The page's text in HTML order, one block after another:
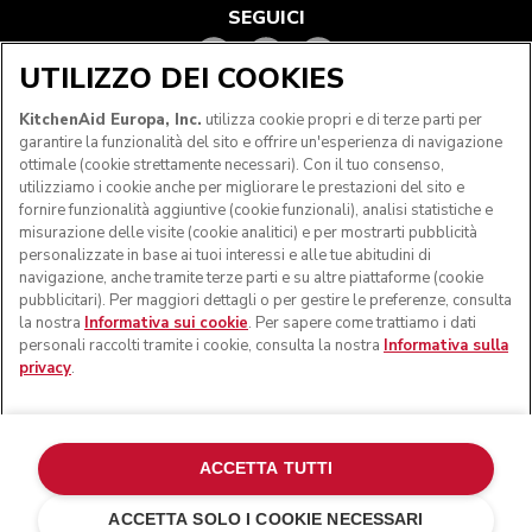
SEGUICI
© KitchenAid 2026 - Tutti i diritti riservati. KitchenAid e il
design della planetaria sono marchi commerciali negli Stati
Uniti e altrove.
UTILIZZO DEI COOKIES
KitchenAid Europa, Inc. utilizza cookie propri e di terze parti per
garantire la funzionalità del sito e offrire un'esperienza di navigazione
ottimale (cookie strettamente necessari). Con il tuo consenso,
utilizziamo i cookie anche per migliorare le prestazioni del sito e
fornire funzionalità aggiuntive (cookie funzionali), analisi statistiche e
misurazione delle visite (cookie analitici) e per mostrarti pubblicità
personalizzate in base ai tuoi interessi e alle tue abitudini di
navigazione, anche tramite terze parti e su altre piattaforme (cookie
pubblicitari). Per maggiori dettagli o per gestire le preferenze, consulta
la nostra Informativa sui cookie. Per sapere come trattiamo i dati
personali raccolti tramite i cookie, consulta la nostra Informativa sulla
privacy.
ACCETTA SOLO I COOKIE NECESSARI
ACCETTA TUTTI